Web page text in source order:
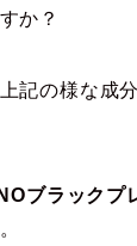
か？
記の様な成
ブラックプ